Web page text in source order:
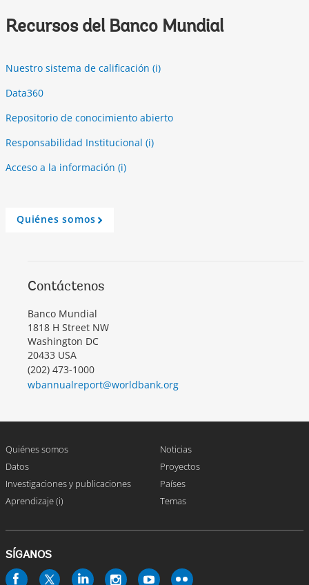
Recursos del Banco Mundial
Nuestro sistema de calificación (i)
Data360
Repositorio de conocimiento abierto
Responsabilidad Institucional (i)
Acceso a la información (i)
Quiénes somos
A
Contáctenos
Banco Mundial
1818 H Street NW
Washington DC
20433 USA
(202) 473-1000
wbannualreport@worldbank.org
Quiénes somos
Datos
Investigaciones y publicaciones
Aprendizaje (i)
Noticias
Proyectos
Países
Temas
SÍGANOS